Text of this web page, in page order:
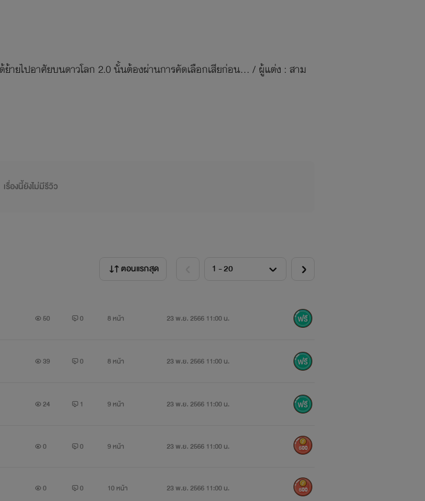
ย้ายไปอาศัยบนดาวโลก 2.0 นั้นต้องผ่านการคัดเลือกเสียก่อน... / ผู้แต่ง : สาม
เรื่องนี้ยังไม่มีรีวิว
ตอนแรกสุด
50 0 8 หน้า 23 พ.ย. 2566 11:00 น.
39 0 8 หน้า 23 พ.ย. 2566 11:00 น.
24 1 9 หน้า 23 พ.ย. 2566 11:00 น.
0 0 9 หน้า 23 พ.ย. 2566 11:00 น. 500
0 0 10 หน้า 23 พ.ย. 2566 11:00 น. 500